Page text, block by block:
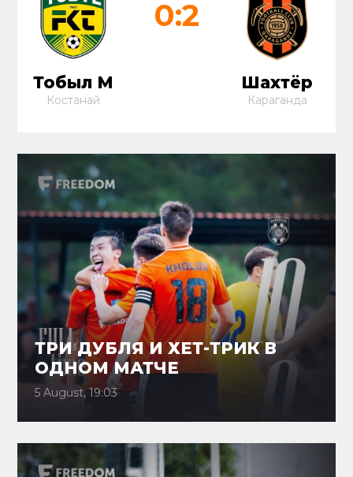
Тобыл М
Костанай
0:2
Шахтёр
Караганда
ТРИ ДУБЛЯ И ХЕТ-ТРИК В
ОДНОМ МАТЧЕ
5 August, 19:03